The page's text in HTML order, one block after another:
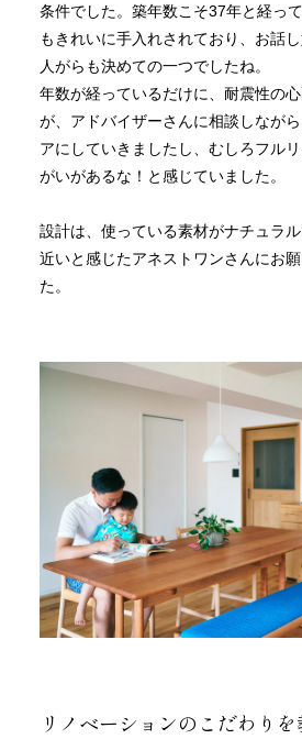
条件でした。築年数こそ37年と経っ
もきれいに手入れされており、お話
人がらも決めての一つでしたね。
年数が経っているだけに、耐震性の
が、アドバイザーさんに相談しなが
アにしていきましたし、むしろフル
がいがあるな！と感じていました。
設計は、使っている素材がナチュラ
近いと感じたアネストワンさんにお
た。
リノベーションのこだわりを